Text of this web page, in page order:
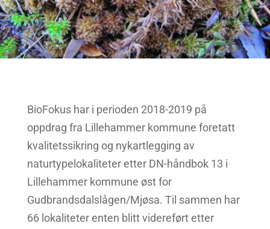
BioFokus har i perioden 2018-2019 på
oppdrag fra Lillehammer kommune foretatt
kvalitetssikring og nykartlegging av
naturtypelokaliteter etter DN-håndbok 13 i
Lillehammer kommune øst for
Gudbrandsdalslågen/Mjøsa. Til sammen har
66 lokaliteter enten blitt videreført etter